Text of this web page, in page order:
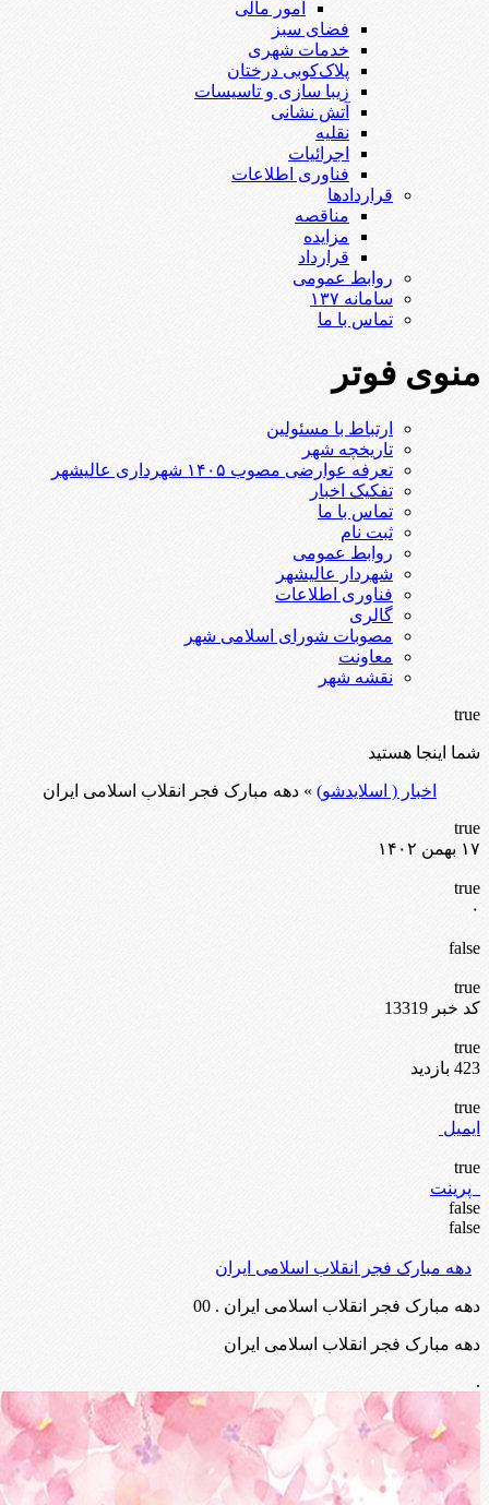
امور مالی
فضای سبز
خدمات شهری
پلاک‌کوبی درختان
زیبا سازی و تاسیسات
آتش نشانی
نقلیه
اجرائیات
فناوری اطلاعات
قراردادها
مناقصه
مزایده
قرارداد
روابط عمومی
سامانه ۱۳۷
تماس با ما
منوی فوتر
ارتباط با مسئولین
تاریخچه شهر
تعرفه عوارضی مصوب ۱۴۰۵ شهرداری عالیشهر
تفکیک اخبار
تماس با ما
ثبت نام
روابط عمومی
شهردار عالیشهر
فناوری اطلاعات
گالری
مصوبات شورای اسلامی شهر
معاونت
نقشه شهر
true
شما اینجا هستید
اخبار ( اسلایدشو) » دهه مبارک فجر انقلاب اسلامی ایران
true
۱۷ بهمن ۱۴۰۲
true
۰
false
true
کد خبر 13319
true
423 بازدید
true
ایمیل
true
پرینت
false
false
دهه مبارک فجر انقلاب اسلامی ایران
دهه مبارک فجر انقلاب اسلامی ایران . 00
دهه مبارک فجر انقلاب اسلامی ایران
.